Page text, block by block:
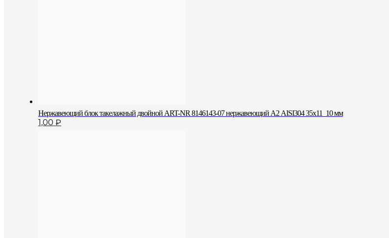
Нержавеющий блок такелажный двойной ART-NR 8146143-07 нержавеющий А2 AISI304 35х11_10 мм
1,00 ₽